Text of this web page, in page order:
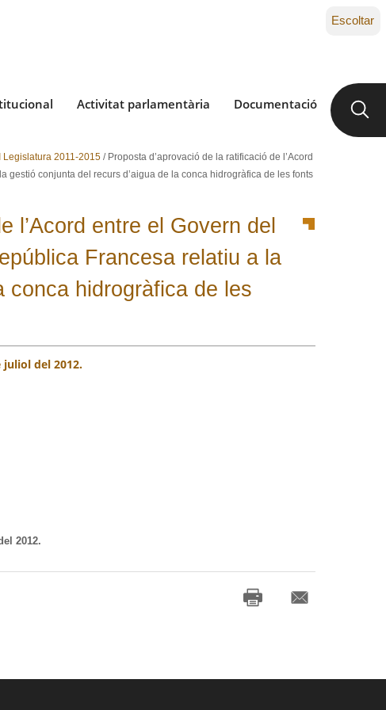
Activitat parlamentària Documentació
Escoltar
Legislatura 2011-2015 / Proposta d’aprovació de la ratificació de l’Acord
gestió conjunta del recurs d’aigua de la conca hidrogràfica de les fonts
l’Acord entre el Govern del
Francesa relatiu a la
conca hidrogràfica de les
juliol del 2012.
2012.